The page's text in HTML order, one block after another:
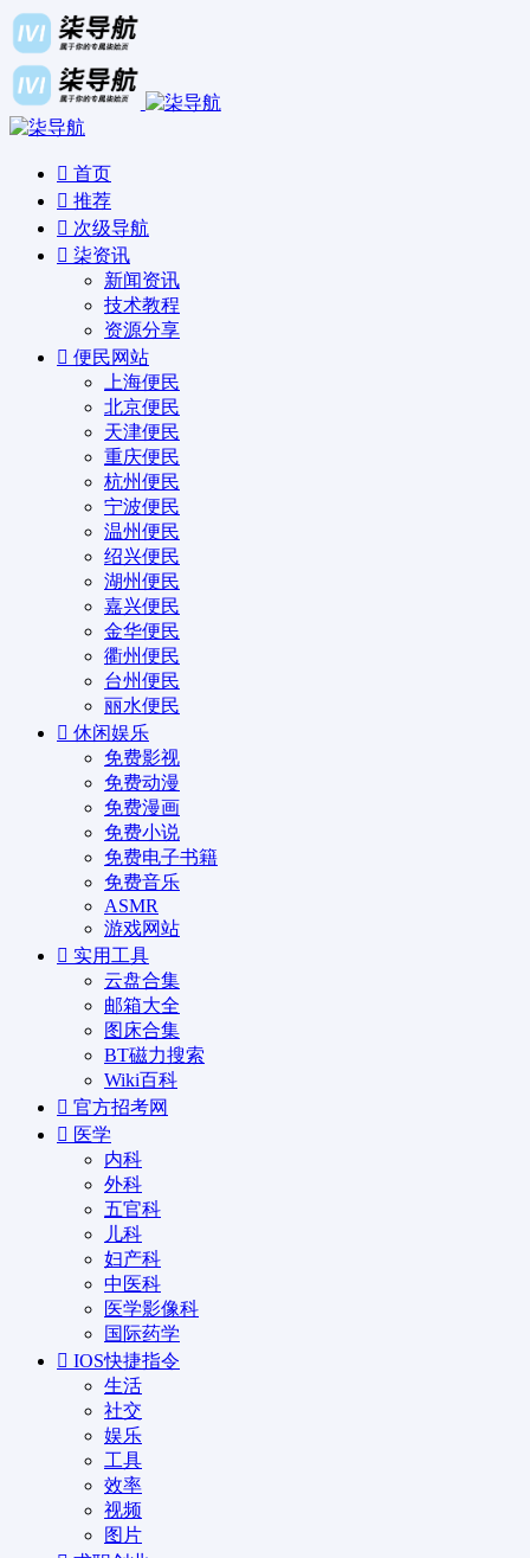
首页
推荐
次级导航
柒资讯
新闻资讯
技术教程
资源分享
便民网站
上海便民
北京便民
天津便民
重庆便民
杭州便民
宁波便民
温州便民
绍兴便民
湖州便民
嘉兴便民
金华便民
衢州便民
台州便民
丽水便民
休闲娱乐
免费影视
免费动漫
免费漫画
免费小说
免费电子书籍
免费音乐
ASMR
游戏网站
实用工具
云盘合集
邮箱大全
图床合集
BT磁力搜索
Wiki百科
官方招考网
医学
内科
外科
五官科
儿科
妇产科
中医科
医学影像科
国际药学
IOS快捷指令
生活
社交
娱乐
工具
效率
视频
图片